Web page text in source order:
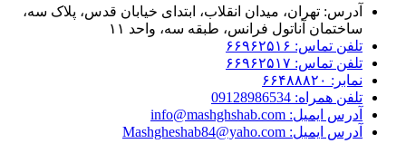
آدرس: تهران، میدان انقلاب، ابتدای خیابان قدس، پلاک سه،
ساختمان آناتول فرانس، طبقه سه، واحد ۱۱
تلفن تماس: ۶۶۹۶۲۵۱۶
تلفن تماس: ۶۶۹۶۲۵۱۷
نمابر: ۶۶۴۸۸۸۲۰
تلفن همراه: 09128986534
آدرس ایمیل: info@mashghshab.com
آدرس ایمیل: Mashgheshab84@yaho.com